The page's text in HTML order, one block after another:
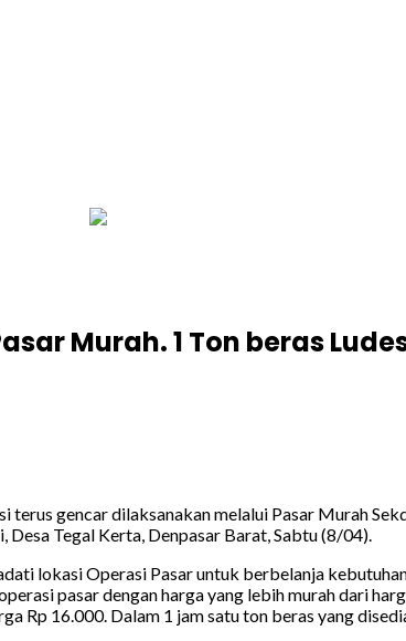
Murah. 1 Ton beras
gencar dilaksanakan melalui Pasar Murah
Desa Tegal Kerta, Denpasar Barat, Sabtu (8/04).
lokasi Operasi Pasar untuk berbelanja
pasar dengan harga yang lebih murah dari
Rp 16.000. Dalam 1 jam satu ton beras yang